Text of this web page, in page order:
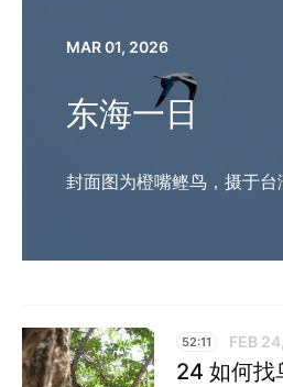
MAR 01, 2026
东海一日
封面图为橙嘴鲣鸟，摄于台
52:11 FEB
24 如何找